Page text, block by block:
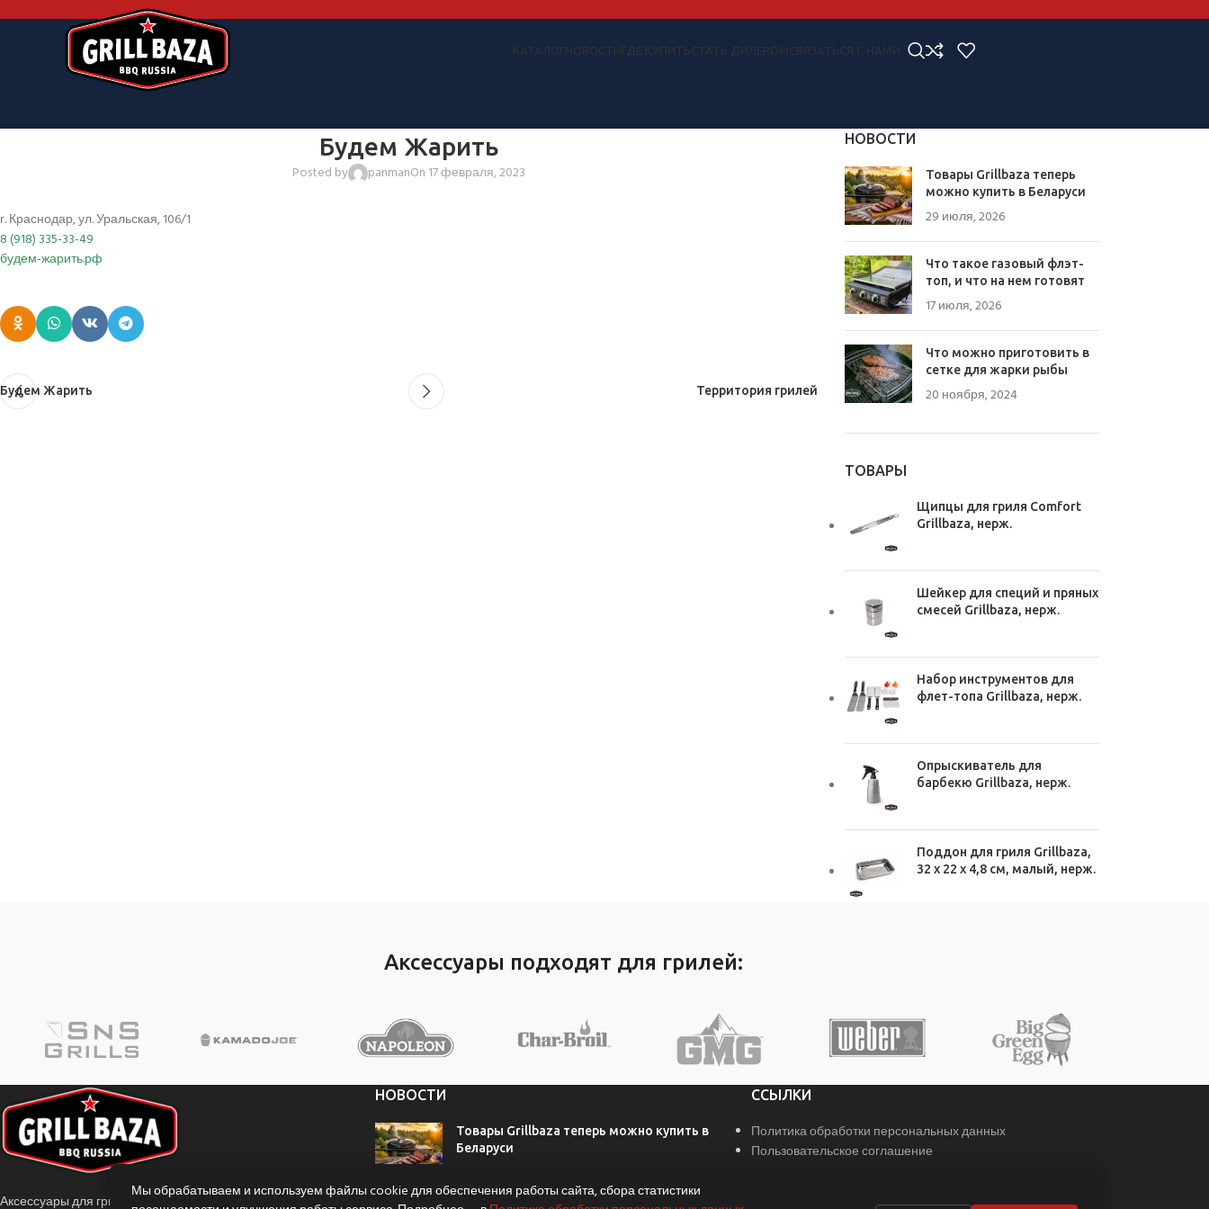
КАТАЛОГНОВОСТИГДЕ КУПИТЬСТАТЬ ДИЛЕРОМСВЯЗАТЬСЯ С НАМИ
Будем Жарить
Posted by panmanOn 17 февраля, 2023
г. Краснодар, ул. Уральская, 106/1
8 (918) 335-33-49
будем-жарить.рф
Будем Жарить Территория грилей
НОВОСТИ
Товары Grillbaza теперь
можно купить в Беларуси
29 июля, 2026
Что такое газовый флэт-
топ, и что на нем готовят
17 июля, 2026
Что можно приготовить в
сетке для жарки рыбы
20 ноября, 2024
ТОВАРЫ
Щипцы для гриля Comfort
Grillbaza, нерж.
Шейкер для специй и пряных
смесей Grillbaza, нерж.
Набор инструментов для
флет-топа Grillbaza, нерж.
Опрыскиватель для
барбекю Grillbaza, нерж.
Поддон для гриля Grillbaza,
32 x 22 x 4,8 см, малый, нерж.
Аксессуары подходят для грилей:
Аксессуары для гриля и барбекю.
НОВОСТИ
Товары Grillbaza теперь можно купить в
Беларуси
ССЫЛКИ
Политика обработки персональных данных
Пользовательское соглашение
Мы обрабатываем и используем файлы cookie для обеспечения работы сайта, сбора статистики